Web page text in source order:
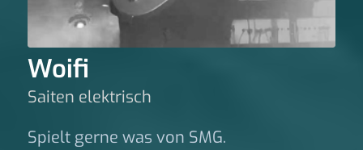
Woifi
Saiten elektrisch
Spielt gerne was von SMG.